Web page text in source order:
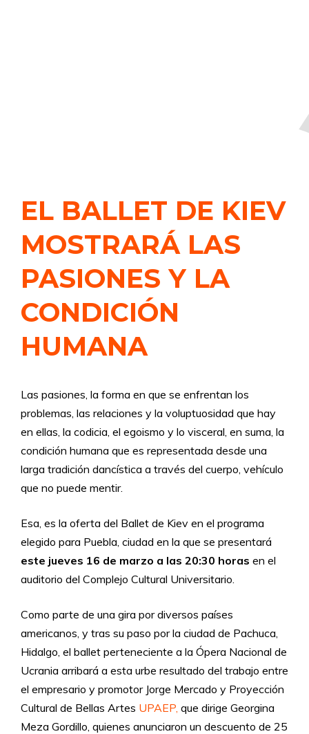
EL BALLET DE KIEV
MOSTRARÁ LAS
PASIONES Y LA
CONDICIÓN
HUMANA
Las pasiones, la forma en que se enfrentan los
problemas, las relaciones y la voluptuosidad que hay
en ellas, la codicia, el egoismo y lo visceral, en suma, la
condición humana que es representada desde una
larga tradición dancística a través del cuerpo, vehículo
que no puede mentir.
Esa, es la oferta del Ballet de Kiev en el programa
elegido para Puebla, ciudad en la que se presentará
este jueves 16 de marzo a las 20:30 horas en el
auditorio del Complejo Cultural Universitario.
Como parte de una gira por diversos países
americanos, y tras su paso por la ciudad de Pachuca,
Hidalgo, el ballet perteneciente a la Ópera Nacional de
Ucrania arribará a esta urbe resultado del trabajo entre
el empresario y promotor Jorge Mercado y Proyección
Cultural de Bellas Artes UPAEP, que dirige Georgina
Meza Gordillo, quienes anunciaron un descuento de 25